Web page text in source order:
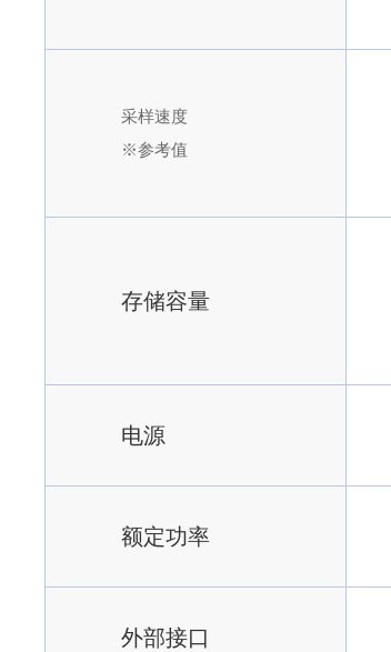
采样速度
※参考值
存储容量
电源
额定功率
外部接口